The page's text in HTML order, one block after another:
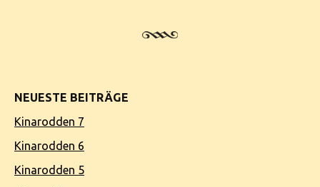
NEUESTE BEITRÄGE
Kinarodden 7
Kinarodden 6
Kinarodden 5